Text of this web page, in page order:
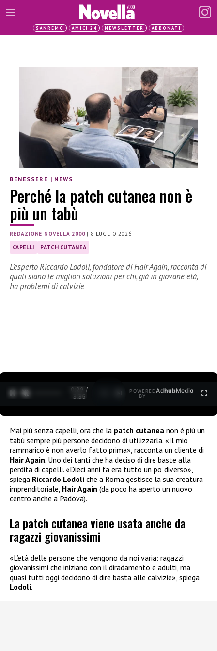
SANREMO AMICI 24 NEWSLETTER ABBONATI
BENESSERE | NEWS
Perché la patch cutanea non è
più un tabù
REDAZIONE NOVELLA 2000| 8 LUGLIO 2026
CAPELLI PATCH CUTANEA
L’esperto Riccardo Lodoli, fondatore di Hair Again, racconta di
quali siano le migliori soluzioni per chi, già in giovane età,
ha problemi di calvizie
0:30 /
3:35
POWERED
BY
AdhubMedia
Mai più senza capelli, ora che la patch cutanea non è più un
tabù sempre più persone decidono di utilizzarla. «Il mio
rammarico è non averlo fatto prima», racconta un cliente di
Hair Again. Uno dei tanti che ha deciso di dire baste alla
perdita di capelli. «Dieci anni fa era tutto un po’ diverso»,
spiega Riccardo Lodoli che a Roma gestisce la sua creatura
imprenditoriale, Hair Again (da poco ha aperto un nuovo
centro anche a Padova).
La patch cutanea viene usata anche da
ragazzi giovanissimi
«L’età delle persone che vengono da noi varia: ragazzi
giovanissimi che iniziano con il diradamento e adulti, ma
quasi tutti oggi decidono di dire basta alle calvizie», spiega
Lodoli.